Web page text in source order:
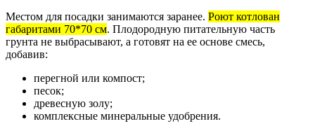
Местом для посадки занимаются заранее. Роют котлован
габаритами 70*70 см. Плодородную питательную часть
грунта не выбрасывают, а готовят на ее основе смесь,
добавив:
перегной или компост;
песок;
древесную золу;
комплексные минеральные удобрения.